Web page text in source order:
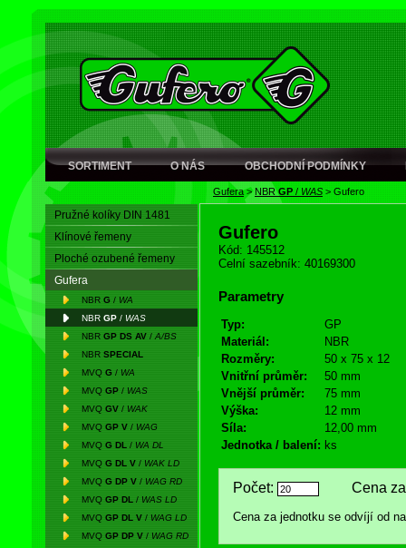
SORTIMENT O NÁS OBCHODNÍ PODMÍNKY
Gufera> NBRGP / WAS > Gufero
Pružné kolíky DIN 1481
Klínové řemeny
Ploché ozubené řemeny
Gufera
NBR G / WA
NBR GP / WAS
NBR GP DS AV / A/BS
NBR SPECIAL
MVQ G / WA
MVQ GP / WAS
MVQ GV / WAK
MVQ GP V / WAG
MVQ G DL / WA DL
MVQ G DL V / WAK LD
MVQ G DP V / WAG RD
MVQ GP DL / WAS LD
MVQ GP DL V / WAG LD
MVQ GP DP V / WAG RD
Gufero
Kód: 145512
Celní sazebník: 40169300
Parametry
Typ:
GP
Materiál:
NBR
Rozměry:
50 x 75 x 12
Vnitřní průměr:
50 mm
Vnější průměr:
75 mm
Výška:
12 mm
Síla:
12,00 mm
Jednotka / balení: ks
Počet: Cena za
Cena za jednotku se odvíjí od